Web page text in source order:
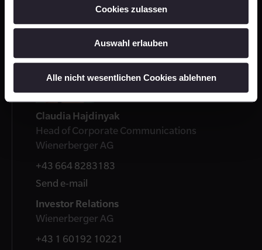
Cookies zulassen
Auswahl erlauben
Alle nicht wesentlichen Cookies ablehnen
Communications
PDF 207 KB
Claudia Hajdinyak
Head of Corporate Communications
Wienerberger AG
+43 664 8283183
Send e-mail
Investor Relations
Wienerberger AG
+43 1 60192 10221